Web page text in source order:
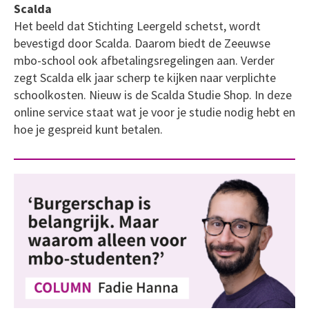
Scalda
Het beeld dat Stichting Leergeld schetst, wordt
bevestigd door Scalda. Daarom biedt de Zeeuwse
mbo-school ook afbetalingsregelingen aan. Verder
zegt Scalda elk jaar scherp te kijken naar verplichte
schoolkosten. Nieuw is de Scalda Studie Shop. In deze
online service staat wat je voor je studie nodig hebt en
hoe je gespreid kunt betalen.